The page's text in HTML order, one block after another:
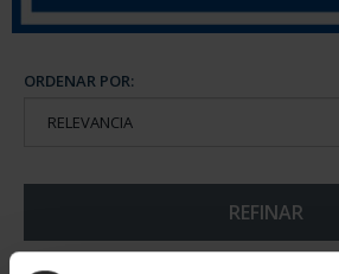
ORDENAR POR:
REFINAR